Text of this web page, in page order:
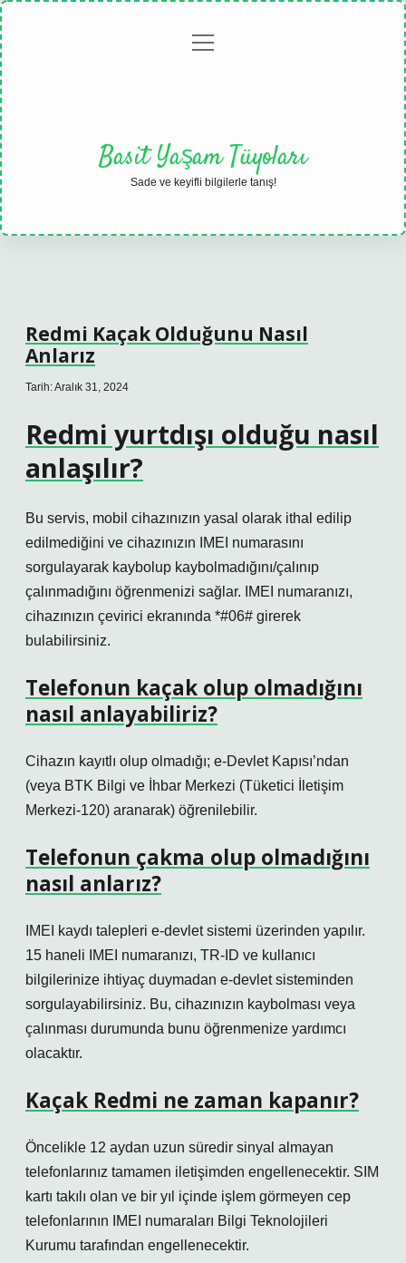
Gizlilikmenüyü
Basit Yaşam Tüyoları
Sade ve keyifli bilgilerle tanış!
Redmi Kaçak Olduğunu Nasıl
Anlarız
Tarih: Aralık 31, 2024
Redmi yurtdışı olduğu nasıl
anlaşılır?
Bu servis, mobil cihazınızın yasal olarak ithal edilip
edilmediğini ve cihazınızın IMEI numarasını
sorgulayarak kaybolup kaybolmadığını/çalınıp
çalınmadığını öğrenmenizi sağlar. IMEI numaranızı,
cihazınızın çevirici ekranında *#06# girerek
bulabilirsiniz.
Telefonun kaçak olup olmadığını
nasıl anlayabiliriz?
Cihazın kayıtlı olup olmadığı; e-Devlet Kapısı’ndan
(veya BTK Bilgi ve İhbar Merkezi (Tüketici İletişim
Merkezi-120) aranarak) öğrenilebilir.
Telefonun çakma olup olmadığını
nasıl anlarız?
IMEI kaydı talepleri e-devlet sistemi üzerinden yapılır.
15 haneli IMEI numaranızı, TR-ID ve kullanıcı
bilgilerinize ihtiyaç duymadan e-devlet sisteminden
sorgulayabilirsiniz. Bu, cihazınızın kaybolması veya
çalınması durumunda bunu öğrenmenize yardımcı
olacaktır.
Kaçak Redmi ne zaman kapanır?
Öncelikle 12 aydan uzun süredir sinyal almayan
telefonlarınız tamamen iletişimden engellenecektir. SIM
kartı takılı olan ve bir yıl içinde işlem görmeyen cep
telefonlarının IMEI numaraları Bilgi Teknolojileri
Kurumu tarafından engellenecektir.